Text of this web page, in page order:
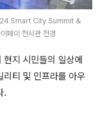
Smart City Summit &
페이 전시관 전경
지 시민들의 일상에
리티 및 인프라를 아우
.